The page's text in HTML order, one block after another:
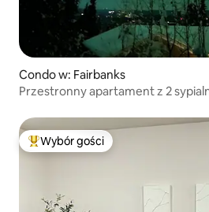
Condo w: Fairbanks
Przestronny apartament z 2
Najpopularniejsze z kategorii
Wybór gości